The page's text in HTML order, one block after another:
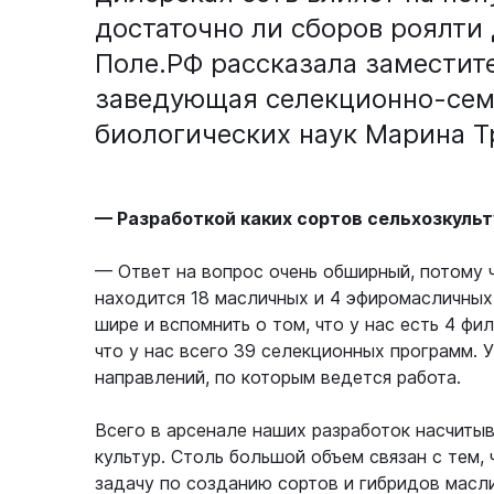
достаточно ли сборов
Поле.РФ рассказала
заведующая селекционно-
биологических наук Марина
— Разработкой каких сортов
— Ответ на вопрос очень обширный, потому
находится 18 масличных и 4
шире и вспомнить о том, что у нас есть 4
что у нас всего 39 селекционных
направлений, по которым ведется работа.
Всего в арсенале наших разработок
культур. Столь большой объем связан с
задачу по созданию сортов и гибридов